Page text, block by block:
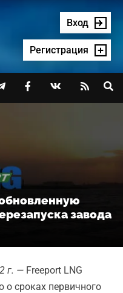
Вход
Регистрация
  
завода
г. — Freeport LNG
сроках первичного